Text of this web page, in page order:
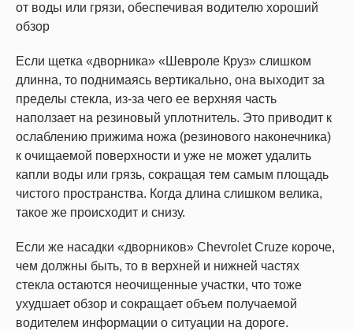
от воды или грязи, обеспечивая водителю хороший
обзор
Если щетка «дворника» «Шевроле Круз» слишком
длинна, то поднимаясь вертикально, она выходит за
пределы стекла, из-за чего ее верхняя часть
наползает на резиновый уплотнитель. Это приводит к
ослаблению прижима ножа (резинового наконечника)
к очищаемой поверхности и уже не может удалить
капли воды или грязь, сокращая тем самым площадь
чистого пространства. Когда длина слишком велика,
такое же происходит и снизу.
Если же насадки «дворников» Chevrolet Cruze короче,
чем должны быть, то в верхней и нижней частях
стекла остаются неочищенные участки, что тоже
ухудшает обзор и сокращает объем получаемой
водителем информации о ситуации на дороге.